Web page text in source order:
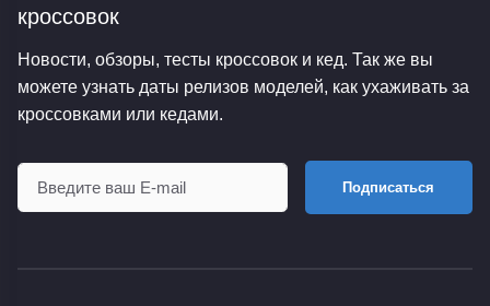
кроссовок
Новости, обзоры, тесты кроссовок и кед. Так же вы
можете узнать даты релизов моделей, как ухаживать за
кроссовками или кедами.
Подписаться